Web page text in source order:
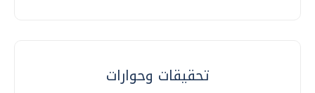
تحقيقات وحوارات